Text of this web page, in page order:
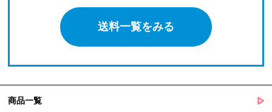
送料一覧をみる
商品一覧